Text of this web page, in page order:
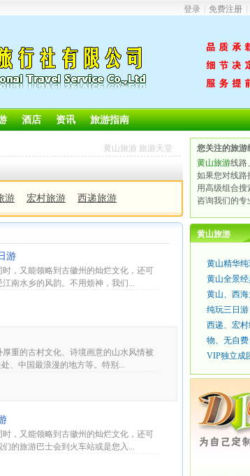
登录 免费注册
酒店 资讯 旅游指南
黄山旅游 旅游天堂
游 宏村旅游 西递旅游
游
，又能领略到古徽州的灿烂文化，还可
南水乡的风韵。不用烦神，我们...
重的古村文化、诗境画意的山水风情被
、中国最浪漫的地方等。特别...
，又能领略到古徽州的灿烂文化，还可
的旅游巴士会到火车站或是您入...
您关注的旅游
黄山旅游线路
如果您对线路
用高级组合
咨询我们的专
黄山旅游
黄山精华
黄山全景经
黄山、西
纯玩三日游
西递、宏
物、无自费
VIP独立成